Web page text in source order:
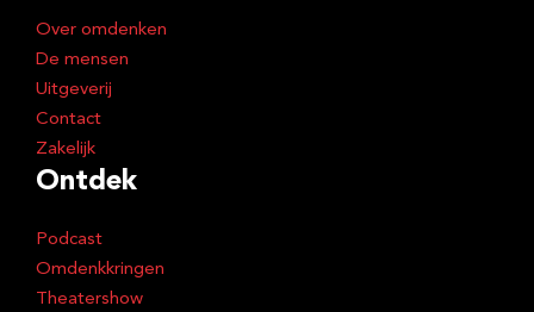
Over omdenken
De mensen
Uitgeverij
Contact
Zakelijk
Ontdek
Podcast
Omdenkkringen
Theatershow